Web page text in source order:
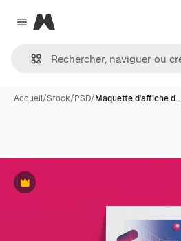
Close menu
Magnific
Accueil/Stock/PSD/Maquette d'affiche d…
Premium